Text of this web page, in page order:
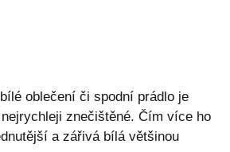
oblečení či spodní prádlo je
znečištěné. Čím více ho
a zářivá bílá většinou